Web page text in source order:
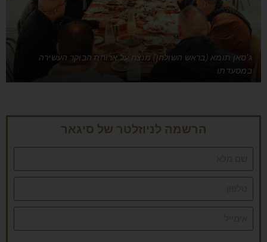
ג'סאן תומא (בראש השולחן) מנצח על ארוחת הבוקר העשירה
במסעדתו
הרשמה לניוזלטר של סיגאר